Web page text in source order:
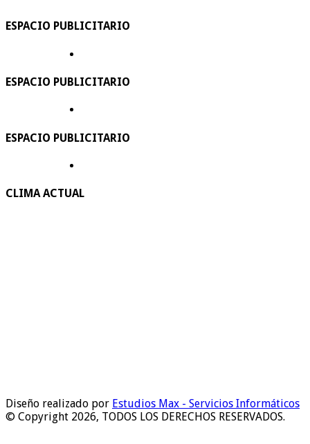
ESPACIO PUBLICITARIO
ESPACIO PUBLICITARIO
ESPACIO PUBLICITARIO
CLIMA ACTUAL
Diseño realizado por Estudios Max - Servicios Informáticos
© Copyright 2026, TODOS LOS DERECHOS RESERVADOS.